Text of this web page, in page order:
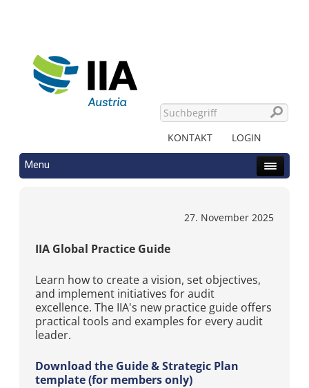
KONTAKT LOGIN
Menu
27. November 2025
IIA Global Practice Guide
Learn how to create a vision, set objectives,
and implement initiatives for audit
excellence. The IIA's new practice guide offers
practical tools and examples for every audit
leader.
Download the Guide & Strategic Plan
template (for members only)